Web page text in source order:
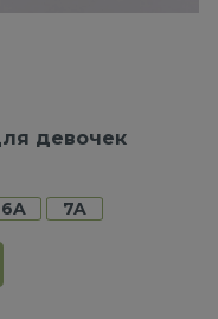
девочек
6A 7A